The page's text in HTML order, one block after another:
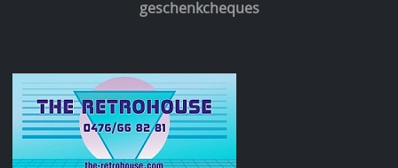
geschenkcheques